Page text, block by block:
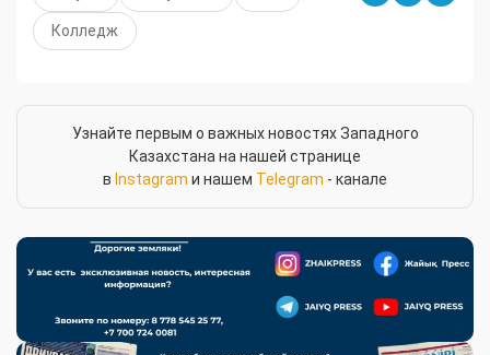
Колледж
Узнайте первым о важных новостях Западного
Казахстана на нашей странице
в Instagram и нашем Telegram - канале